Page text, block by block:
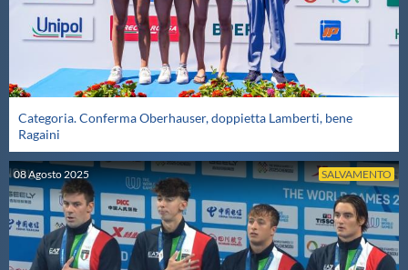
Categoria. Conferma Oberhauser, doppietta Lamberti, bene
Ragaini
SALVAMENTO
08Agosto2025